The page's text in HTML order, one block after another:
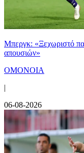
Μπεργκ: «Ξεχωριστό
απουσιών»
ΟΜΟΝΟΙΑ
|
06-08-2026